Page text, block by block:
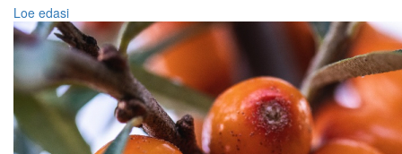
Loe edasi